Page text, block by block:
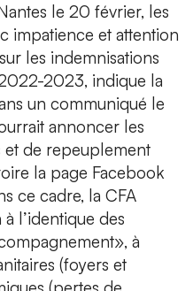
le 20 février, les
impatience et attention
les indemnisations
2023, indique la
un communiqué le
annoncer les
et de repeuplement
la page Facebook
ce cadre, la CFA
l’identique des
à
(foyers et